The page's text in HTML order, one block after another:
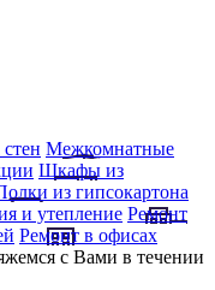
Межкомнатные
Шкафы из
из гипсокартона
и утепление Ремонт
Ремонт в офисах
с Вами в течении